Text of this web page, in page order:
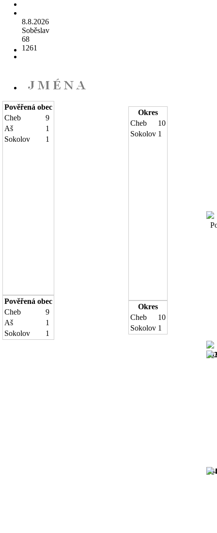
8.8.2026
Soběslav
68
1261
Pověřená obec
Cheb
9
Aš
1
Sokolov
1
Pověřená obec
Cheb
9
Aš
1
Sokolov
1
Okres
Cheb
10
Sokolov 1
Okres
Cheb
10
Sokolov 1